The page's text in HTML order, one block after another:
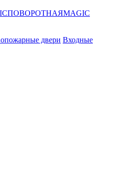
ПОВОРОТНАЯMAGIC
двери Входные